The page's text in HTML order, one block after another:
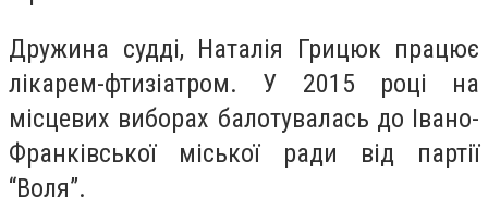
Дружина судді, Наталія Грицюк працює
лікарем-фтизіатром. У 2015 році на
місцевих виборах балотувалась до Івано-
Франківської міської ради від партії
“Воля”.